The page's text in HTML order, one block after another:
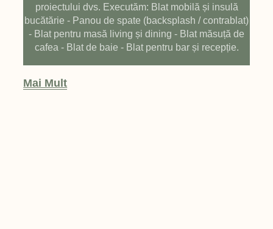
proiectului dvs. Executăm: Blat mobilă și insulă
bucătărie - Panou de spate (backsplash / contrablat)
- Blat pentru masă living și dining - Blat măsuță de
cafea - Blat de baie - Blat pentru bar și recepție.
Mai Mult